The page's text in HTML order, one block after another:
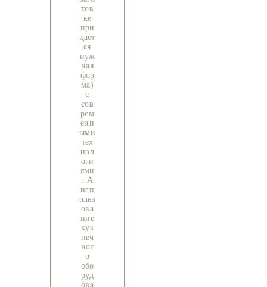
тов
ке
при
дает
ся
нуж
ная
фор
ма)
с
сов
рем
енн
ыми
тех
нол
оги
ями
. А
исп
ольз
ова
ние
куз
неч
ног
о
обо
руд
ова